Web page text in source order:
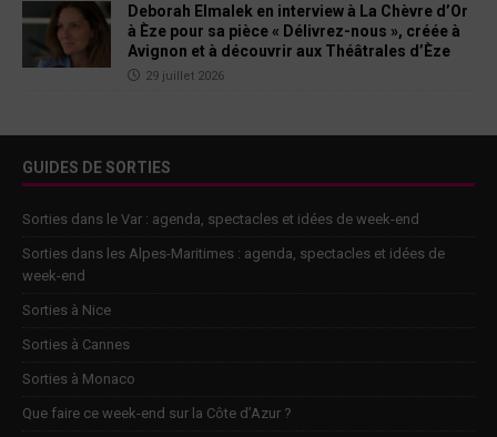
Deborah Elmalek en interview à La Chèvre d’Or
à Èze pour sa pièce « Délivrez-nous », créée à
Avignon et à découvrir aux Théâtrales d’Èze
29 juillet 2026
GUIDES DE SORTIES
Sorties dans le Var : agenda, spectacles et idées de week-end
Sorties dans les Alpes-Maritimes : agenda, spectacles et idées de
week-end
Sorties à Nice
Sorties à Cannes
Sorties à Monaco
Que faire ce week-end sur la Côte d’Azur ?